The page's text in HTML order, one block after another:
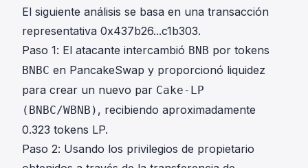
El siguiente análisis se basa en una transacción
representativa 0x437b26...c1b303.
Paso 1: El atacante intercambió BNB por tokens
BNBC en PancakeSwap y proporcionó liquidez
para crear un nuevo par Cake-LP
(BNBC/WBNB) , recibiendo aproximadamente
0.323 tokens LP.
Paso 2: Usando los privilegios de propietario